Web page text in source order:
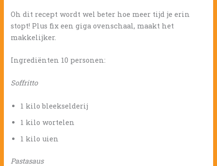
Oh dit recept wordt wel beter hoe meer tijd je erin
stopt! Plus fix een giga ovenschaal, maakt het
makkelijker.
Ingrediënten 10 personen:
Soffritto
1 kilo bleekselderij
1 kilo wortelen
1 kilo uien
Pastasaus